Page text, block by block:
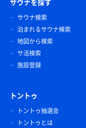
サウナを探す
サウナ検索
泊まれるサウナ検索
地図から検索
サ活検索
施設登録
トントゥ
トントゥ抽選会
トントゥとは